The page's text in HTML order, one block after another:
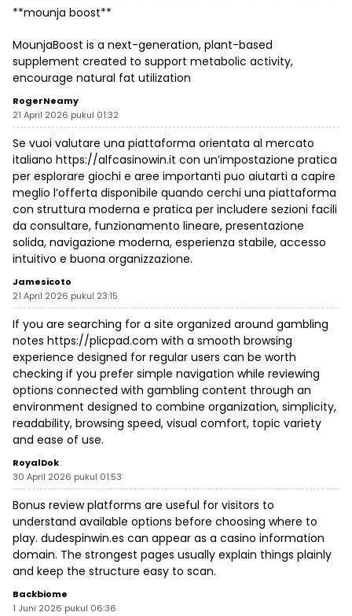
**mounja boost**
MounjaBoost is a next-generation, plant-based
supplement created to support metabolic activity,
encourage natural fat utilization
RogerNeamy
21 April 2026 pukul 01:32
Se vuoi valutare una piattaforma orientata al mercato
italiano https://alfcasinowin.it con un’impostazione pratica
per esplorare giochi e aree importanti puo aiutarti a capire
meglio l’offerta disponibile quando cerchi una piattaforma
con struttura moderna e pratica per includere sezioni facili
da consultare, funzionamento lineare, presentazione
solida, navigazione moderna, esperienza stabile, accesso
intuitivo e buona organizzazione.
Jamesicoto
21 April 2026 pukul 23:15
If you are searching for a site organized around gambling
notes https://plicpad.com with a smooth browsing
experience designed for regular users can be worth
checking if you prefer simple navigation while reviewing
options connected with gambling content through an
environment designed to combine organization, simplicity,
readability, browsing speed, visual comfort, topic variety
and ease of use.
RoyalDok
30 April 2026 pukul 01:53
Bonus review platforms are useful for visitors to
understand available options before choosing where to
play. dudespinwin.es can appear as a casino information
domain. The strongest pages usually explain things plainly
and keep the structure easy to scan.
Backbiome
1 Juni 2026 pukul 06:36